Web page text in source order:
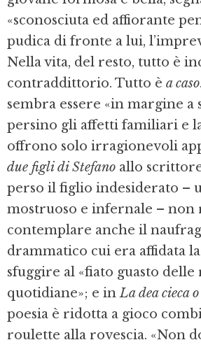
«sconosciuta ed affiorante
pudica di fronte a lui,
Nella vita, del resto, tutto è
contraddittorio. Tutto è a caso
sembra essere «in margine a
persino gli affetti familiari e
offrono solo irragionevoli
due figli di Stefano allo
perso il figlio indesiderato –
mostruoso e infernale – non
contemplare anche il
drammatico cui era affidata
sfuggire al «fiato guasto delle
quotidiane»; e inLa dea cieca
poesia è ridotta a gioco
roulette alla rovescia. «Non